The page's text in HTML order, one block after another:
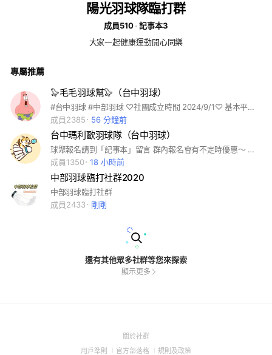
陽光羽球隊臨打群
成員510
記事本3
大家一起健康運動開心同樂
專屬推薦
🦭毛毛羽球幫🦭（台中羽球）
#台中羽球 #中部羽球 ♡社團成立時間 2024/9/1♡ 基本平日+週六週日都有固定在開團 隊內氣氛歡樂 新手友善🥇、每次開團都會有內建女球員、每場也都有區分友善區、新手女生不用害怕上場尷尬👭🏻歡迎更多新手或是初階球友一起打球一起進步👍🏻 每次開團都會有競技場讓初中階以上的球友一起競技🏸初中階跟中階的球友來不用擔心只會跟新手無法多拍來回～～ 嚴🈲對新手不友善者、騷擾團員、勝負魔人‼️
成員2385
56 分鐘前
台中瑪利歐羽球隊（台中羽球）
球聚報名請到「記事本」留言 群內報名會有不定時優惠～ 歡迎多加使用! 平日假日都有開場呦~
成員1350
18 小時前
中部羽球臨打社群2020
中部羽球臨打社群
成員2433
剛剛
還有其他眾多社群等您來探索
顯示更多
關於社群(Open
用戶準則 (Open
官方部落格 (Open
規則及政策(Open